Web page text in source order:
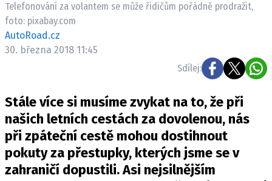
ELEKTRO
TESTY ELEKTROMOBILŮ
TRH S ELEKTROMOBILY
RALLY
OSTATNÍ
TISKOVKY
ROZHOVORY
Telefonování za volantem se může řidičům pořádně prodražit,
foto: pixabay.com
AutoRoad.cz
30. března 2018 11:45
Sdílej:
Stále více si musíme zvykat na to, že při
našich letních cestách za dovolenou, nás
při zpáteční cestě mohou dostihnout
pokuty za přestupky, kterých jsme se v
zahraničí dopustili. Asi nejsilnějším